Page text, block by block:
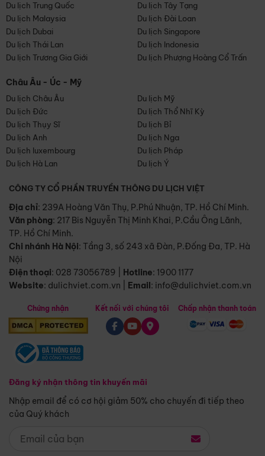
Du lịch Trung Quốc
Du lịch Tây Tạng
Du lịch Malaysia
Du lịch Đài Loan
Du lịch Dubai
Du lịch Singapore
Du lịch Thái Lan
Du lịch Indonesia
Du lịch Trương Gia Giới
Du lịch Phượng Hoàng Cổ Trấn
Châu Âu - Úc - Mỹ
Du lịch Châu Âu
Du lịch Mỹ
Du lịch Đức
Du lịch Thổ Nhĩ Kỳ
Du lịch Thụy Sĩ
Du lịch Bỉ
Du lịch Anh
Du lịch Nga
Du lịch luxembourg
Du lịch Pháp
Du lịch Hà Lan
Du lịch Ý
CÔNG TY CỔ PHẦN TRUYỀN THÔNG DU LỊCH VIỆT
Địa chỉ: 239A Hoàng Văn Thụ, P.Phú Nhuận, TP. Hồ Chí Minh.
Văn phòng: 217 Bis Nguyễn Thị Minh Khai, P.Cầu Ông Lãnh,
TP. Hồ Chí Minh.
Chi nhánh Hà Nội: Tầng 3, số 243 xã Đàn, P.Đống Đa, TP. Hà
Nội
Điện thoại: 028 73056789 Hotline: 1900 1177
Website: dulichviet.com.vn Email: info@dulichviet.com.vn
Chứng nhận
Đăng ký nhận thông tin khuyến mãi
Nhập email để có cơ hội giảm 50% cho chuyến đi tiếp theo
của Quý khách
Kết nối với chúng tôi Chấp nhận thanh toán